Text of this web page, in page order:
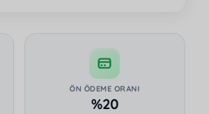
ÖN ÖDEME ORANI
%20